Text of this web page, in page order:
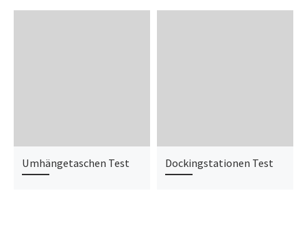
Umhängetaschen Test Dockingstationen Test